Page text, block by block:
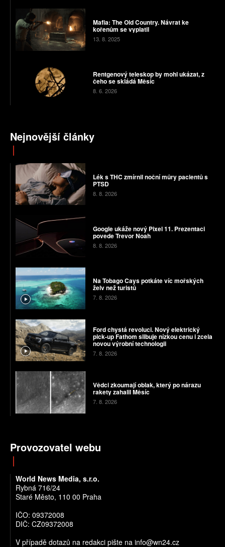
Mafia: The Old Country. Návrat ke
kořenům se vyplatil
13. 8. 2025
Rentgenový teleskop by mohl ukázat, z
čeho se skládá Měsíc
8. 6. 2026
Nejnovější články
Lék s THC zmírnil noční můry pacientů s
PTSD
8. 8. 2026
Google ukáže nový Pixel 11. Prezentaci
povede Trevor Noah
8. 8. 2026
Na Tobago Cays potkáte víc mořských
želv než turistů
7. 8. 2026
Ford chystá revoluci. Nový elektrický
pick-up Fathom slibuje nízkou cenu i zcela
novou výrobní technologii
7. 8. 2026
Vědci zkoumají oblak, který po nárazu
rakety zahalil Měsíc
7. 8. 2026
Provozovatel webu
World News Media, s.r.o.
Rybná 716/24
Staré Město, 110 00 Praha
IČO: 09372008
DIČ: CZ09372008
V případě dotazů na redakci pište na info@wn24.cz